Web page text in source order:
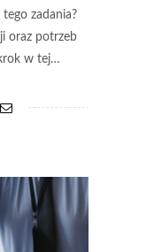
zadania?
oraz potrzeb
w tej…